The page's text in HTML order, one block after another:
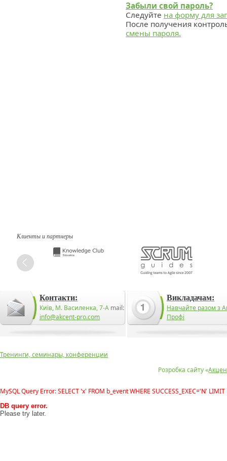
Забыли свой пароль?
Следуйте на форму для
После получения
смены пароля.
Клиенты и партнеры
Контакти:
Київ, М. Василенка, 7-А mail:
info@akcent-pro.com
Викладачам:
Навчайте разом з
Профі
Розробка сайту «
Тренинги, семинары, конференции
MySQL Query Error: SELECT 'x' FROM b_event WHERE SUCCESS_EXEC='N' LIMIT
DB query error.
Please try later.